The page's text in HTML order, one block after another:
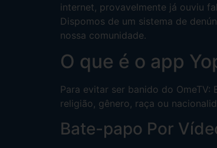
internet, provavelmente já ouviu
Dispomos de um sistema de
nossa comunidade.
O que é o app
Para evitar ser banido do
religião, gênero, raça ou
Bate-papo Por